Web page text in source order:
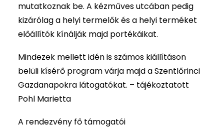
mutatkoznak be. A kézműves utcában pedig
kizárólag a helyi termelők és a helyi terméket
előállítók kínálják majd portékáikat.
Mindezek mellett idén is számos kiállításon
belüli kísérő program várja majd a Szentlőrinci
Gazdanapokra látogatókat. – tájékoztatott
Pohl Marietta
A rendezvény fő támogatói